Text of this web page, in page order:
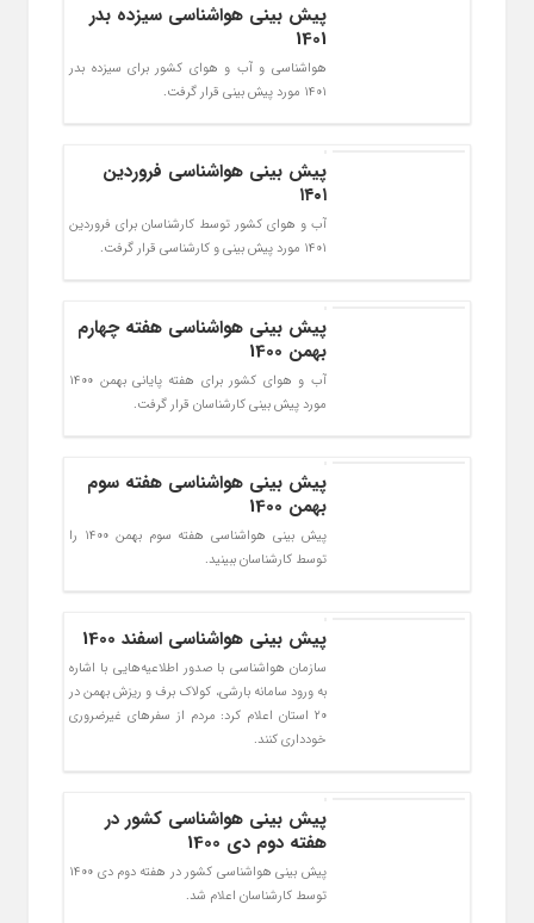
پیش بینی هواشناسی سیزده بدر
1401
هواشناسی و آب و هوای کشور برای سیزده بدر
1401 مورد پیش بینی قرار گرفت.
پیش بینی هواشناسی فروردین
۱۴۰۱
آب و هوای کشور توسط کارشناسان برای فروردین
1401 مورد پیش بینی و کارشناسی قرار گرفت.
پیش بینی هواشناسی هفته چهارم
بهمن 1400
آب و هوای کشور برای هفته پایانی بهمن 1400
مورد پیش بینی کارشناسان قرار گرفت.
پیش بینی هواشناسی هفته سوم
بهمن 1400
پیش بینی هواشناسی هفته سوم بهمن 1400 را
توسط کارشناسان ببینید.
پیش بینی هواشناسی اسفند 1400
سازمان هواشناسی با صدور اطلاعیه‌هایی با اشاره
به ورود سامانه بارشی، کولاک برف و ریزش بهمن در
۲۰ استان اعلام کرد: مردم از سفرهای غیرضروری
خودداری کنند.
پیش بینی هواشناسی کشور در
هفته دوم دی 1400
پیش بینی هواشناسی کشور در هفته دوم دی 1400
توسط کارشناسان اعلام شد.